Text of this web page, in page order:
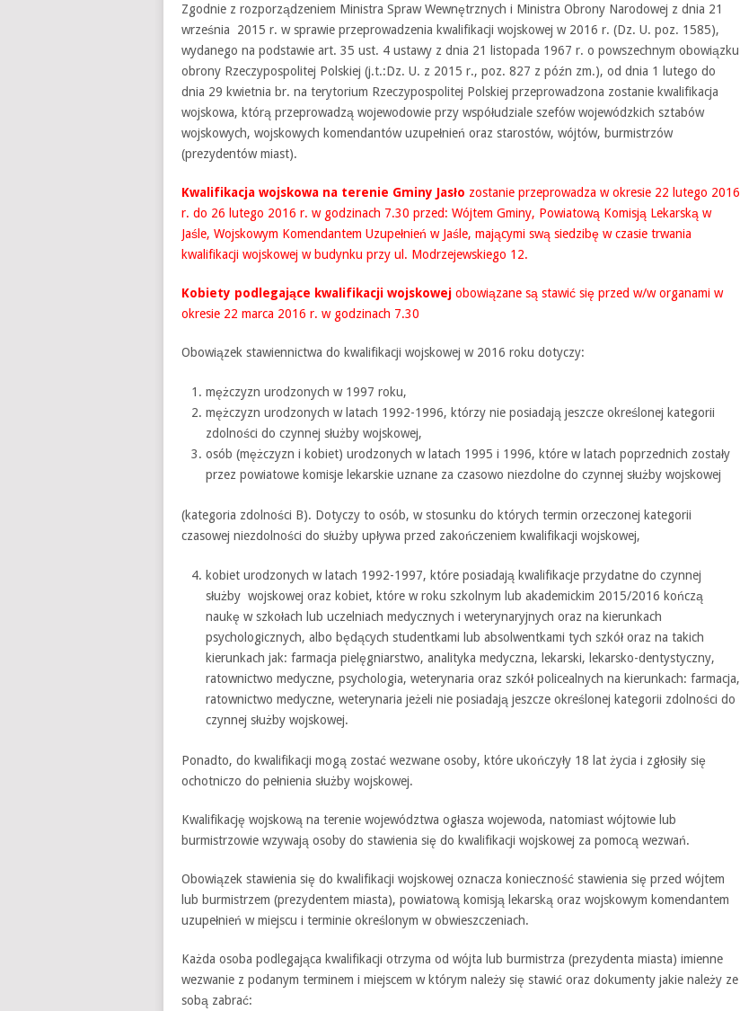
Zgodnie z rozporządzeniem Ministra Spraw Wewnętrznych i Ministra Obrony Narodowej z dnia 21
września 2015 r. w sprawie przeprowadzenia kwalifikacji wojskowej w 2016 r. (Dz. U. poz. 1585),
wydanego na podstawie art. 35 ust. 4 ustawy z dnia 21 listopada 1967 r. o powszechnym obowiązku
obrony Rzeczypospolitej Polskiej (j.t.:Dz. U. z 2015 r., poz. 827 z późn zm.), od dnia 1 lutego do
dnia 29 kwietnia br. na terytorium Rzeczypospolitej Polskiej przeprowadzona zostanie kwalifikacja
wojskowa, którą przeprowadzą wojewodowie przy współudziale szefów wojewódzkich sztabów
wojskowych, wojskowych komendantów uzupełnień oraz starostów, wójtów, burmistrzów
(prezydentów miast).
Kwalifikacja wojskowa na terenie Gminy Jasło zostanie przeprowadza w okresie 22 lutego 2016
r. do 26 lutego 2016 r. w godzinach 7.30 przed: Wójtem Gminy, Powiatową Komisją Lekarską w
Jaśle, Wojskowym Komendantem Uzupełnień w Jaśle, mającymi swą siedzibę w czasie trwania
kwalifikacji wojskowej w budynku przy ul. Modrzejewskiego 12.
Kobiety podlegające kwalifikacji wojskowej obowiązane są stawić się przed w/w organami w
okresie 22 marca 2016 r. w godzinach 7.30
Obowiązek stawiennictwa do kwalifikacji wojskowej w 2016 roku dotyczy:
mężczyzn urodzonych w 1997 roku,
mężczyzn urodzonych w latach 1992-1996, którzy nie posiadają jeszcze określonej kategorii
zdolności do czynnej służby wojskowej,
osób (mężczyzn i kobiet) urodzonych w latach 1995 i 1996, które w latach poprzednich zostały
przez powiatowe komisje lekarskie uznane za czasowo niezdolne do czynnej służby wojskowej
(kategoria zdolności B). Dotyczy to osób, w stosunku do których termin orzeczonej kategorii
czasowej niezdolności do służby upływa przed zakończeniem kwalifikacji wojskowej,
kobiet urodzonych w latach 1992-1997, które posiadają kwalifikacje przydatne do czynnej
służby wojskowej oraz kobiet, które w roku szkolnym lub akademickim 2015/2016 kończą
naukę w szkołach lub uczelniach medycznych i weterynaryjnych oraz na kierunkach
psychologicznych, albo będących studentkami lub absolwentkami tych szkół oraz na takich
kierunkach jak: farmacja pielęgniarstwo, analityka medyczna, lekarski, lekarsko-dentystyczny,
ratownictwo medyczne, psychologia, weterynaria oraz szkół policealnych na kierunkach: farmacja,
ratownictwo medyczne, weterynaria jeżeli nie posiadają jeszcze określonej kategorii zdolności do
czynnej służby wojskowej.
Ponadto, do kwalifikacji mogą zostać wezwane osoby, które ukończyły 18 lat życia i zgłosiły się
ochotniczo do pełnienia służby wojskowej.
Kwalifikację wojskową na terenie województwa ogłasza wojewoda, natomiast wójtowie lub
burmistrzowie wzywają osoby do stawienia się do kwalifikacji wojskowej za pomocą wezwań.
Obowiązek stawienia się do kwalifikacji wojskowej oznacza konieczność stawienia się przed wójtem
lub burmistrzem (prezydentem miasta), powiatową komisją lekarską oraz wojskowym komendantem
uzupełnień w miejscu i terminie określonym w obwieszczeniach.
Każda osoba podlegająca kwalifikacji otrzyma od wójta lub burmistrza (prezydenta miasta) imienne
wezwanie z podanym terminem i miejscem w którym należy się stawić oraz dokumenty jakie należy ze
sobą zabrać: